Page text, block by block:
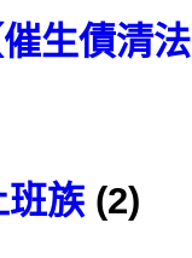
生債清
班族 (2)